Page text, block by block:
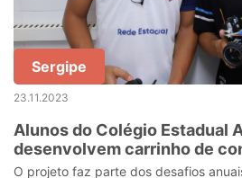
Sergipe
23.11.2023
Alunos do Colégio Estadual
desenvolvem carrinho de
autônomo em Sergipe
O projeto faz parte dos desafios